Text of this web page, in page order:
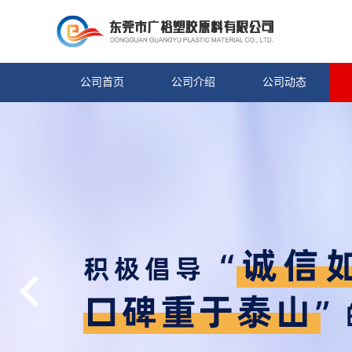
公司首页 公司介绍 公司动态